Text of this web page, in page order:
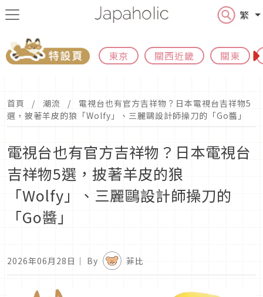
繁
東京 關西近畿 關東
首頁 潮流
電視台也有官方吉祥物？日本電視台吉祥物5
選，披著羊皮的狼「Wolfy」、三麗鷗設計師操刀的「Go醬」
電視台也有官方吉祥物？日本電視台
吉祥物5選，披著羊皮的狼
「Wolfy」、三麗鷗設計師操刀的
「Go醬」
2026年06月28日 ｜ By 菲比